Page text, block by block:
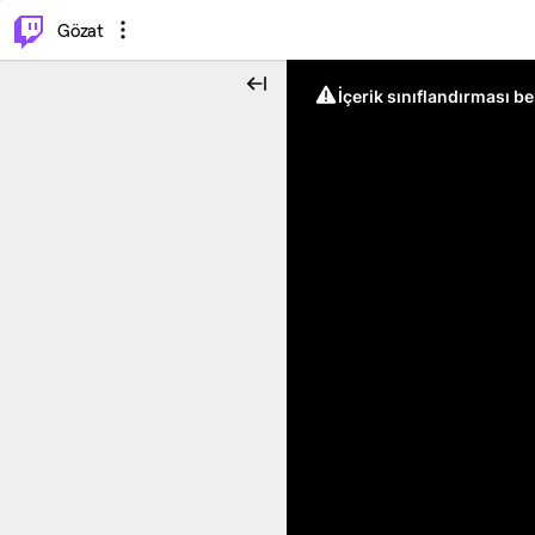
Gözat
İçerik sınıflandırması